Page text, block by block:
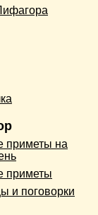
приметы на
приметы
и поговорки